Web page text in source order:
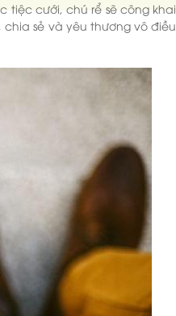
tiệc cưới, chú rể sẽ công khai
sẻ và yêu thương vô điều